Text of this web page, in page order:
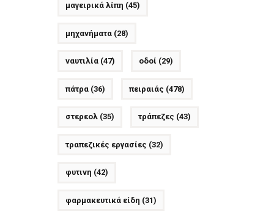
μαγειρικά λίπη (45)
μηχανήματα(28)
ναυτιλία(47) οδοί (29)
πάτρα(36) πειραιάς (478)
στερεολ(35) τράπεζες (43)
τραπεζικές εργασίες (32)
φυτινη (42)
φαρμακευτικά είδη (31)